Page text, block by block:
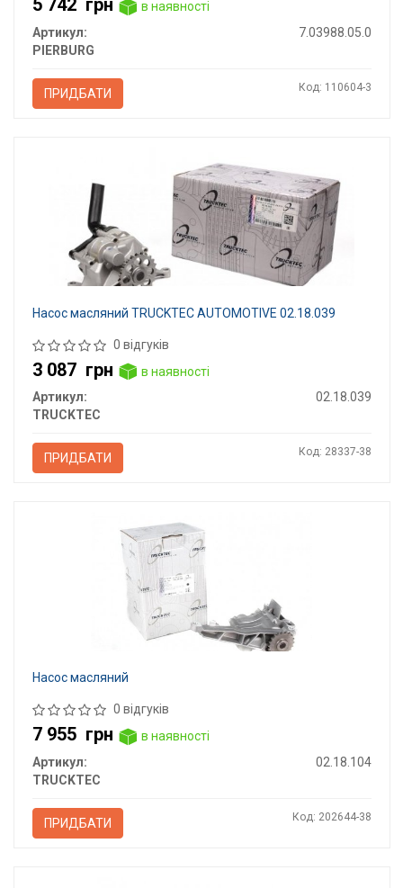
5 742 грн
в наявності
Артикул:
7.03988.05.0
PIERBURG
ПРИДБАТИ Код: 110604-3
Насос масляний TRUCKTEC AUTOMOTIVE 02.18.039
0 відгуків
3 087 грн
в наявності
Артикул:
02.18.039
TRUCKTEC
ПРИДБАТИ Код: 28337-38
Насос масляний
0 відгуків
7 955 грн
в наявності
Артикул:
02.18.104
TRUCKTEC
ПРИДБАТИ Код: 202644-38